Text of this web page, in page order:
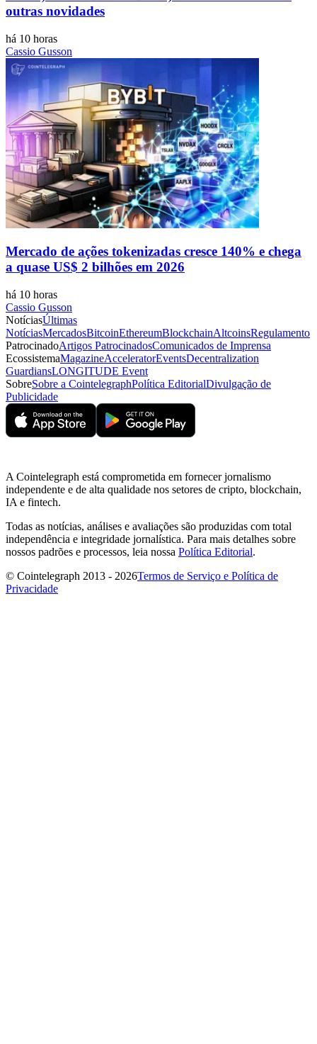
outras novidades
há 10 horas
Cassio Gusson
Mercado de ações tokenizadas cresce 140% e chega
a quase US$ 2 bilhões em 2026
há 10 horas
Cassio Gusson
NotíciasÚltimas
NotíciasMercadosBitcoinEthereumBlockchainAltcoinsRegulamento
PatrocinadoArtigos PatrocinadosComunicados de Imprensa
EcossistemaMagazineAcceleratorEventsDecentralization
GuardiansLONGITUDE Event
SobreSobre a CointelegraphPolítica EditorialDivulgação de
Publicidade
A Cointelegraph está comprometida em fornecer jornalismo
independente e de alta qualidade nos setores de cripto, blockchain,
IA e fintech.
Todas as notícias, análises e avaliações são produzidas com total
independência e integridade jornalística. Para mais detalhes sobre
nossos padrões e processos, leia nossa Política Editorial.
© Cointelegraph 2013 - 2026Termos de Serviço e Política de
Privacidade